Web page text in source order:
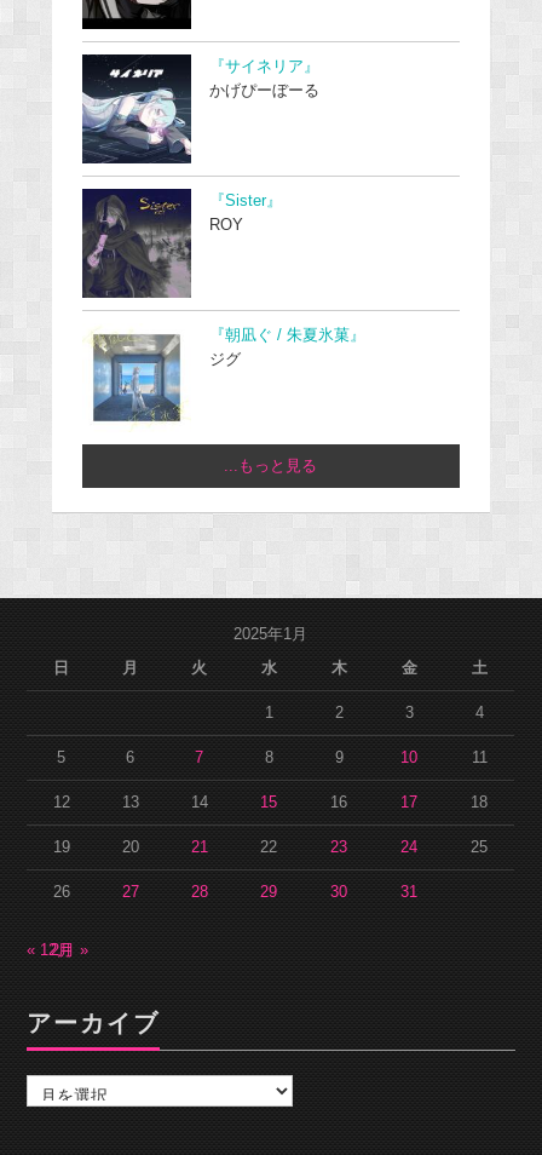
『サイネリア』
かげぴーぼーる
『Sister』
ROY
『朝凪ぐ / 朱夏氷菓』
ジグ
...もっと見る
2025年1月
日
月 火 水 木 金 土
1 2 3 4
5 6 7 8 9 10 11
12 13 14 15 16 17 18
19 20 21 22 23 24 25
26 27 28 29 30 31
« 12月2月 »
アーカイブ
カ